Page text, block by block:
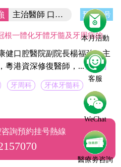
本月活動
客服
WeChat
醫療劵咨詢
主治醫師 口腔醫院副院長 预约挂号
牙體牙髓及牙周病的診療，復雜牙的拔除，牙體缺損的嵌體修復，以及烤瓷冠、義齒的修復等方面的診治，在水激光治牙方面有著豐富的臨床經驗。臨床工作中致力於牙體保存，種植修復設計，咬合功能重建，微創美學牙體修復等。
健口腔醫院副院長楊福強，主
粵港資深修復醫師，...[详情]
牙周科 牙体牙髓科
詢預約挂号熱線